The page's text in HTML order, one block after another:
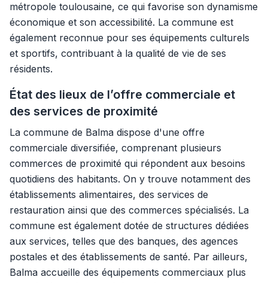
métropole toulousaine, ce qui favorise son dynamisme
économique et son accessibilité. La commune est
également reconnue pour ses équipements culturels
et sportifs, contribuant à la qualité de vie de ses
résidents.
État des lieux de l’offre commerciale et
des services de proximité
La commune de Balma dispose d'une offre
commerciale diversifiée, comprenant plusieurs
commerces de proximité qui répondent aux besoins
quotidiens des habitants. On y trouve notamment des
établissements alimentaires, des services de
restauration ainsi que des commerces spécialisés. La
commune est également dotée de structures dédiées
aux services, telles que des banques, des agences
postales et des établissements de santé. Par ailleurs,
Balma accueille des équipements commerciaux plus